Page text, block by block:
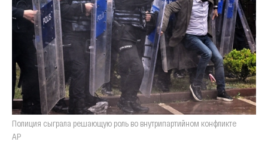
Полиция сыграла решающую роль во внутрипартийном конфликте
AP